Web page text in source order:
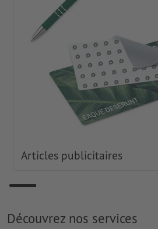
Articles publicitaires
Découvrez nos services